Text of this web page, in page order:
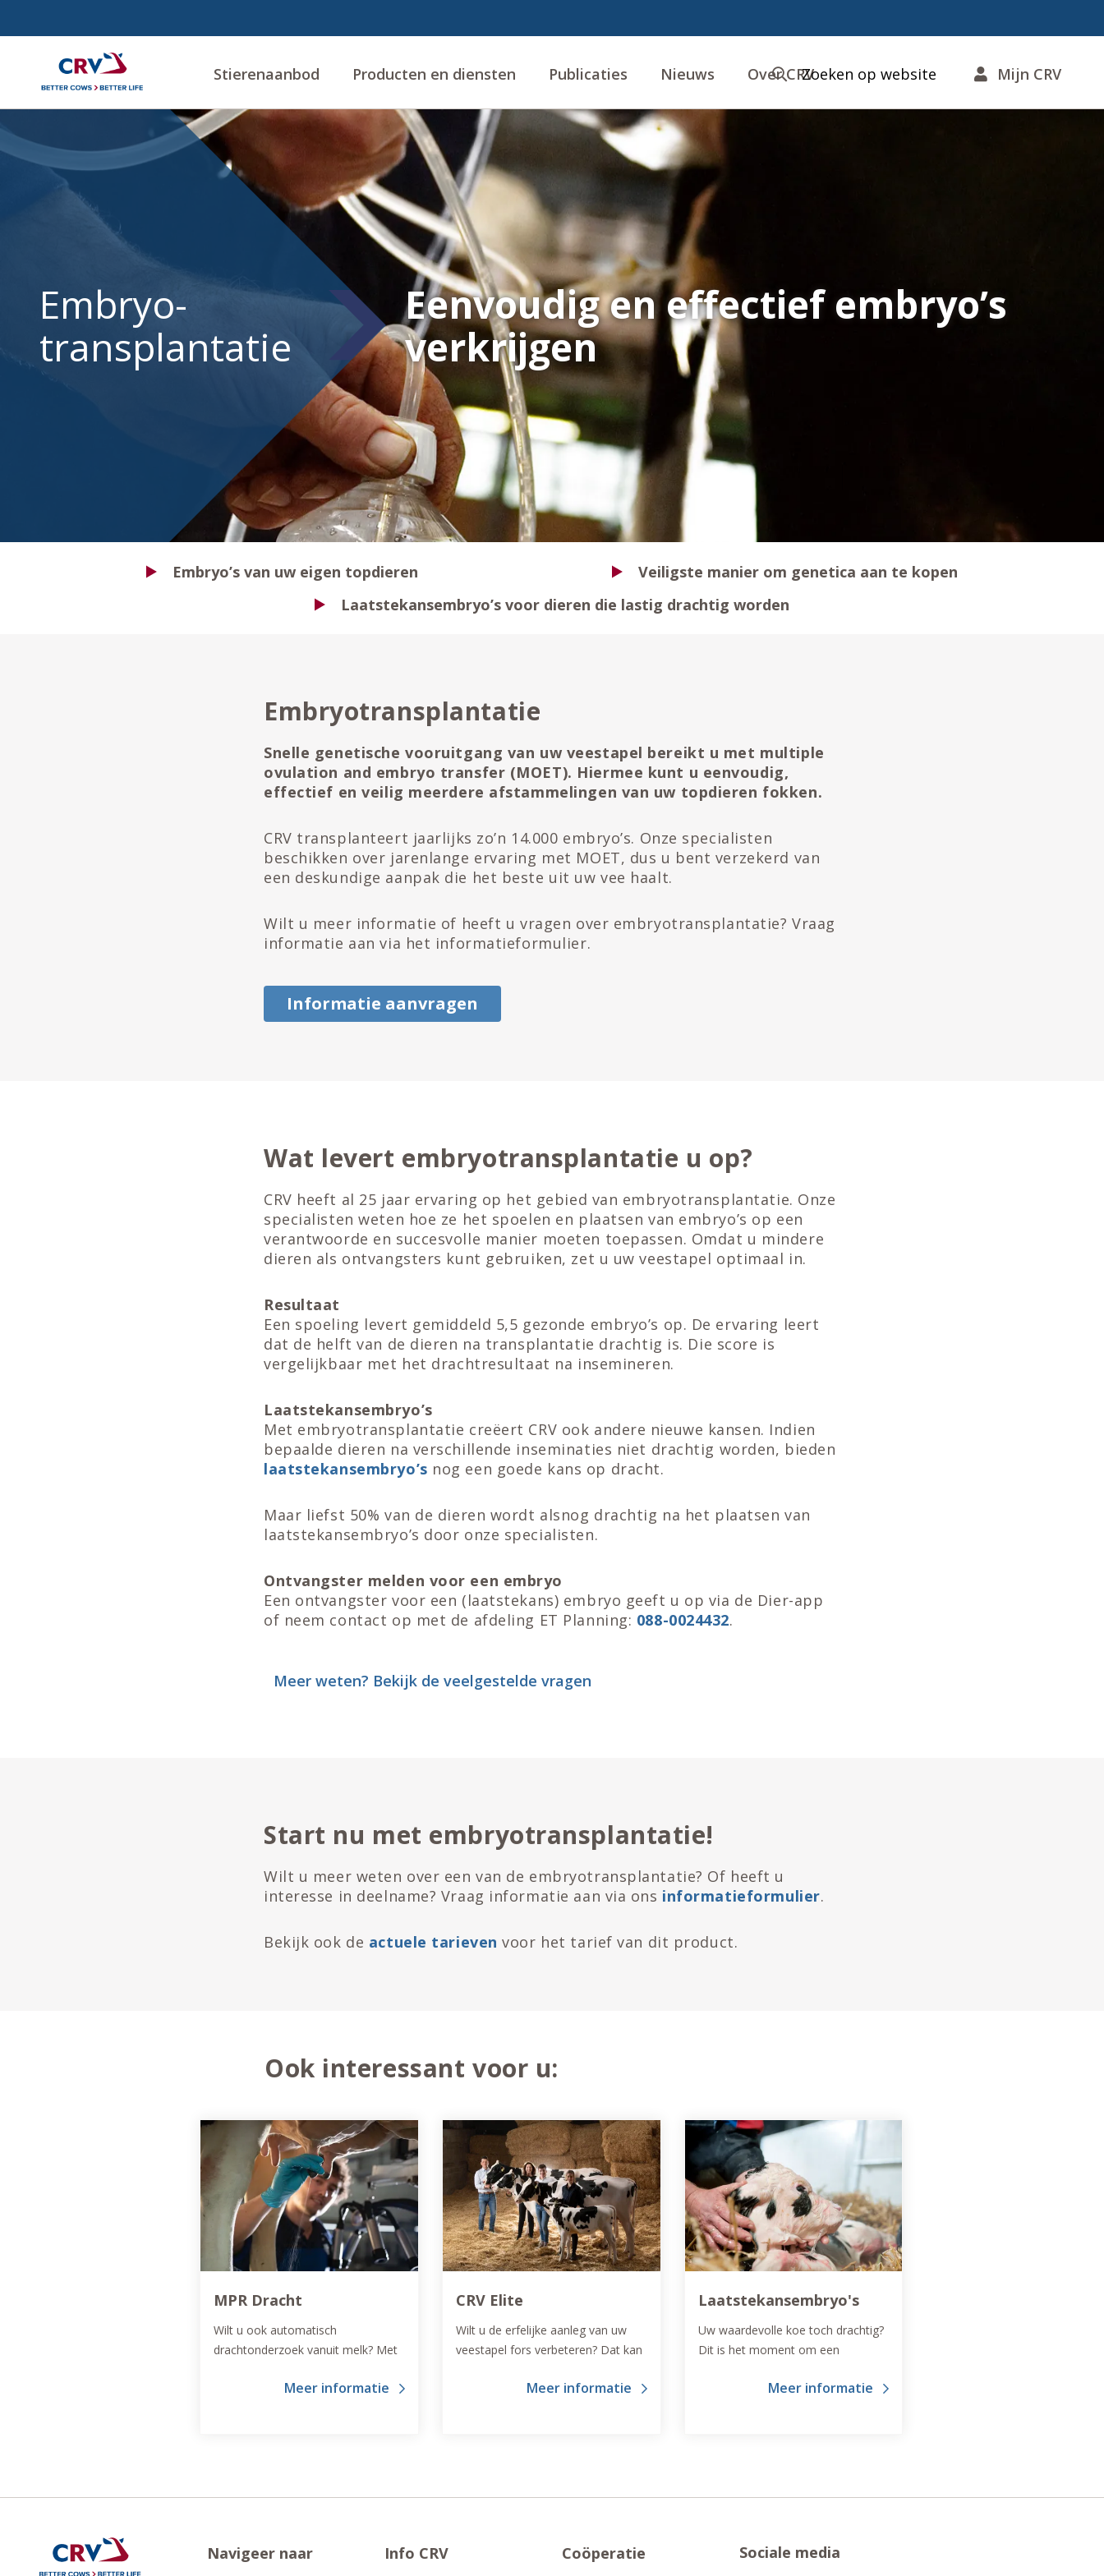
Stierenaanbod Producten en diensten Publicaties Nieuws Over CRVZoeken op website Mijn CRV
Embryotransplantatie
Embryo-
transplantatie
Eenvoudig en effectief embryo’s
verkrijgen
Embryo’s van uw eigen topdieren
Veiligste manier om genetica aan te kopen
Laatstekansembryo’s voor dieren die lastig drachtig worden
Embryotransplantatie
Snelle genetische vooruitgang van uw veestapel bereikt u met multiple
ovulation and embryo transfer (MOET). Hiermee kunt u eenvoudig,
effectief en veilig meerdere afstammelingen van uw topdieren fokken.
CRV transplanteert jaarlijks zo’n 14.000 embryo’s. Onze specialisten
beschikken over jarenlange ervaring met MOET, dus u bent verzekerd van
een deskundige aanpak die het beste uit uw vee haalt.
Wilt u meer informatie of heeft u vragen over embryotransplantatie? Vraag
informatie aan via het informatieformulier.
Informatie aanvragen
Wat levert embryotransplantatie u op?
CRV heeft al 25 jaar ervaring op het gebied van embryotransplantatie. Onze
specialisten weten hoe ze het spoelen en plaatsen van embryo’s op een
verantwoorde en succesvolle manier moeten toepassen. Omdat u mindere
dieren als ontvangsters kunt gebruiken, zet u uw veestapel optimaal in.
Resultaat
Een spoeling levert gemiddeld 5,5 gezonde embryo’s op. De ervaring leert
dat de helft van de dieren na transplantatie drachtig is. Die score is
vergelijkbaar met het drachtresultaat na insemineren.
Laatstekansembryo’s
Met embryotransplantatie creëert CRV ook andere nieuwe kansen. Indien
bepaalde dieren na verschillende inseminaties niet drachtig worden, bieden
laatstekansembryo’s nog een goede kans op dracht.
Maar liefst 50% van de dieren wordt alsnog drachtig na het plaatsen van
laatstekansembryo’s door onze specialisten.
Ontvangster melden voor een embryo
Een ontvangster voor een (laatstekans) embryo geeft u op via de Dier-app
of neem contact op met de afdeling ET Planning: 088-0024432.
Meer weten? Bekijk de veelgestelde vragen
Start nu met embryotransplantatie!
Wilt u meer weten over een van de embryotransplantatie? Of heeft u
interesse in deelname? Vraag informatie aan via ons informatieformulier.
Bekijk ook de actuele tarieven voor het tarief van dit product.
Ook interessant voor u:
MPR Dracht
Wilt u ook automatisch
drachtonderzoek vanuit melk? Met
meer gemak en tijdsbesparing?
Meer informatie
CRV Elite
Wilt u de erfelijke aanleg van uw
veestapel fors verbeteren? Dat kan
embryo’s van het fokprogramma
Meer informatie
Laatstekansembryo's
Uw waardevolle koe toch drachtig?
Dit is het moment om een
Meer informatie
Navigeer naar Info CRV Coöperatie Sociale media